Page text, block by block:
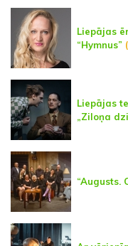
Liepājas
“Hymnus”
Liepājas
„Ziloņa
“Augusts.